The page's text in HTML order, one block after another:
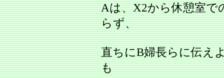
Aは、X2から休憩室で
らず、
直ちにB婦長らに伝え
も